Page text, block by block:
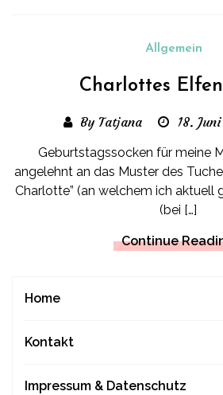
Allgemein
Charlottes
By Tatjana 18.
Geburtstagssocken für meine
angelehnt an das Muster des
Charlotte” (an welchem ich aktuell
(bei […]
Continue
Home
Kontakt
Impressum & Datenschutz